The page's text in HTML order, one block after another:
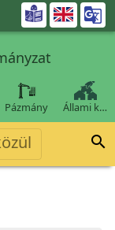

Pázmány Állami k…
